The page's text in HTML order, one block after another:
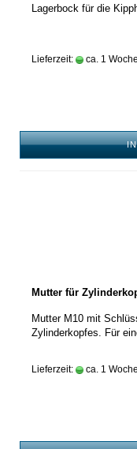
Lagerbock für die
Lieferzeit: ca. 1 Woche
Mutter für
Mutter M10 mit
Zylinderkopfes. Für
Lieferzeit: ca. 1 Woche